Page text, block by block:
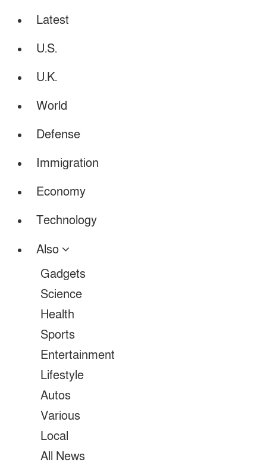
Latest
U.S.
U.K.
World
Defense
Immigration
Economy
Technology
Also
Gadgets
Science
Health
Sports
Entertainment
Lifestyle
Autos
Various
Local
All News